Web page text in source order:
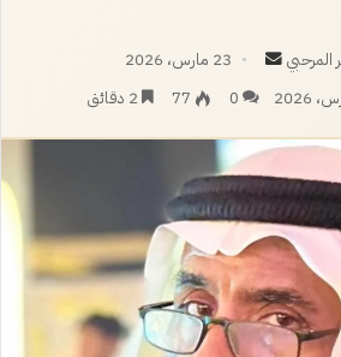
أرسل
بريدا
23 مارس، 2026
0
77